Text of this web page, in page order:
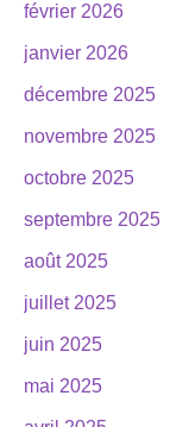
février 2026
janvier 2026
décembre 2025
novembre 2025
octobre 2025
septembre 2025
août 2025
juillet 2025
juin 2025
mai 2025